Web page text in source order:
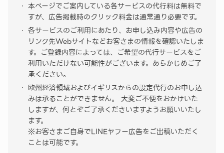
本ページでご案内している各サービスの代行料は無料で
すが、広告掲載時のクリック料金は通常通り必要です。
各サービスのご利用にあたり、お申し込み内容や広告の
リンク先Webサイトなどお客さまの情報を確認いたしま
す。ご登録内容によっては、ご希望の代行サービスをご
利用いただけない可能性がございます。あらかじめご了
承ください。
欧州経済領域およびイギリスからの設定代行のお申し込
みは承ることができません。 大変ご不便をおかけいた
しますが、何とぞご了承くださいますようお願いいたし
ます。
※お客さまご自身でLINEヤフー広告をご出稿いただく
ことは可能です。